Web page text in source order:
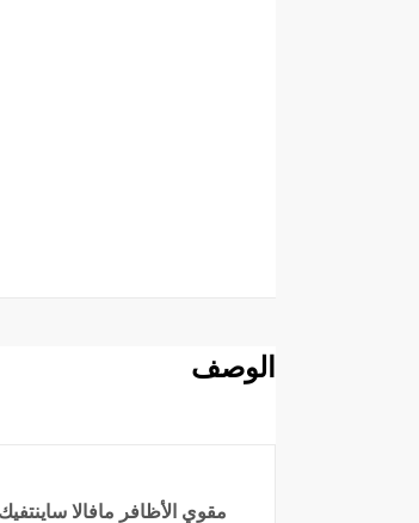
الوصف
مقوي الأظافر مافالا ساينتفيك –